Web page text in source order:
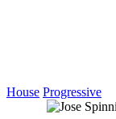
House Progressive